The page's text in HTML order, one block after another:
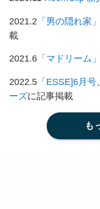
2021.2 「男の隠れ家
載
2021.6「マドリーム
2022.5「ESSE]6月号、
ーズに記事掲載
も